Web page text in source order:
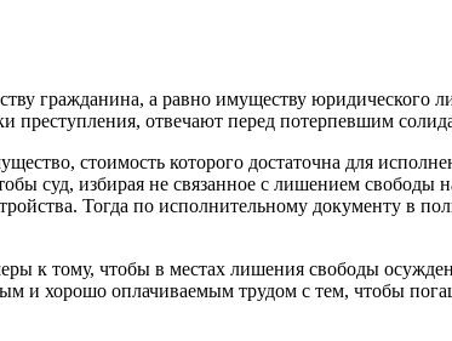
гражданина, а равно имуществу
преступления, отвечают перед потерпевшим
стоимость которого достаточна для
суд, избирая не связанное с лишением
Тогда по исполнительному документу в
к тому, чтобы в местах лишения свободы
и хорошо оплачиваемым трудом с тем, чтобы